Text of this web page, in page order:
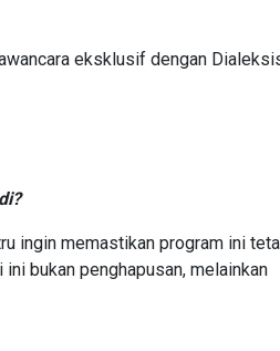
eksklusif dengan
ingin memastikan program ini
bukan penghapusan, melainkan